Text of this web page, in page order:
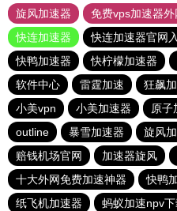
旋风加速器
免费vps加速器外
快连加速器
快连加速器官网
快鸭加速器
快柠檬加速器
软件中心
雷霆加速 狂飙
小美vpn
小美加速器
原子
outline
暴雪加速器 旋风
赔钱机场官网
加速器旋风
十大外网免费加速神器
快鸭
纸飞机加速器
蚂蚁加速npv